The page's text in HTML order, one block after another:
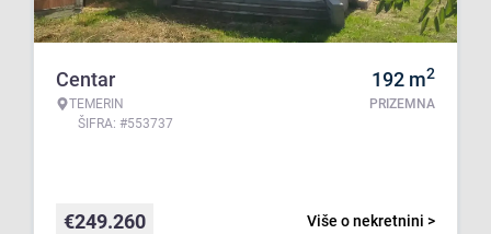
Centar
TEMERIN
ŠIFRA: #553737
192 m2
PRIZEMNA
Više o nekretnini >
€249.260